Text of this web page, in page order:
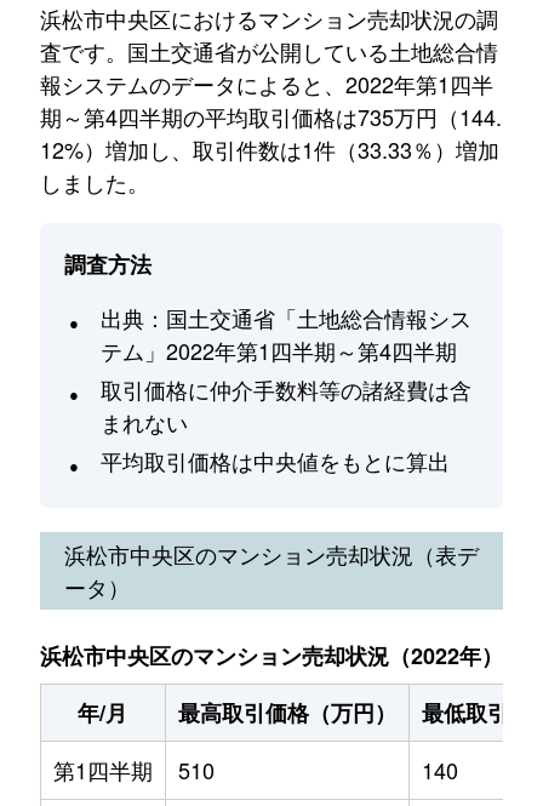
浜松市中央区におけるマンション売却状況の調
査です。国土交通省が公開している土地総合情
報システムのデータによると、2022年第1四半
期～第4四半期の平均取引価格は735万円（144.
12%）増加し、取引件数は1件（33.33％）増加
しました。
調査方法
出典：国土交通省「土地総合情報シス
テム」2022年第1四半期～第4四半期
取引価格に仲介手数料等の諸経費は含
まれない
平均取引価格は中央値をもとに算出
浜松市中央区のマンション売却状況（表デ
ータ）
浜松市中央区のマンション売却状況（2022年）
年/月
最高取引価格（万円）
最低取引価
第1四半期
510 140